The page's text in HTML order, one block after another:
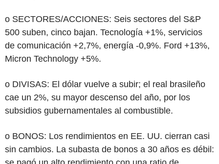
o SECTORES/ACCIONES: Seis sectores del S&P
500 suben, cinco bajan. Tecnología +1%, servicios
de comunicación +2,7%, energía -0,9%. Ford +13%,
Micron Technology +5%.
o DIVISAS: El dólar vuelve a subir; el real brasileño
cae un 2%, su mayor descenso del año, por los
subsidios gubernamentales al combustible.
o BONOS: Los rendimientos en EE. UU. cierran casi
sin cambios. La subasta de bonos a 30 años es débil: